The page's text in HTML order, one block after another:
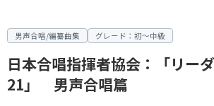
男声合唱/編纂曲集 グレード：初～中級
日本合唱指揮者協会：「リー
21」 男声合唱篇